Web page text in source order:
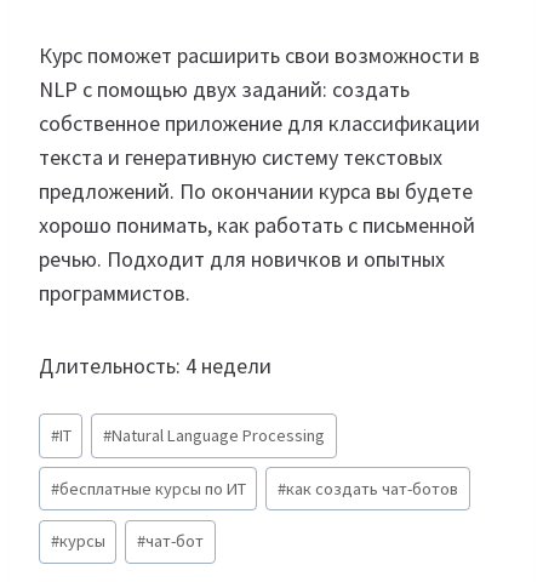
Курс поможет расширить свои возможности в
NLP с помощью двух заданий: создать
собственное приложение для классификации
текста и генеративную систему текстовых
предложений. По окончании курса вы будете
хорошо понимать, как работать с письменной
речью. Подходит для новичков и опытных
программистов.
Длительность: 4 недели
Метки
записи:
#IT #Natural Language Processing
#бесплатные курсы по ИТ #как создать чат-ботов
#курсы #чат-бот